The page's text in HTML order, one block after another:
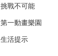
挑戰不可能
第一動畫樂園
生活提示